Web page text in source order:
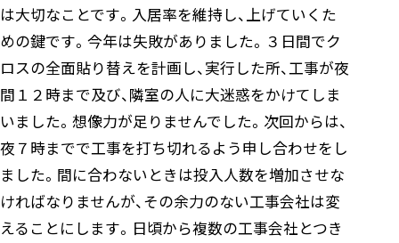
は大切なことです。入居率を維持し、上げていくた
めの鍵です。今年は失敗がありました。３日間でク
ロスの全面貼り替えを計画し、実行した所、工事が夜
間１２時まで及び、隣室の人に大迷惑をかけてしま
いました。想像力が足りませんでした。次回からは、
夜７時までで工事を打ち切れるよう申し合わせをし
ました。間に合わないときは投入人数を増加させな
ければなりませんが、その余力のない工事会社は変
えることにします。日頃から複数の工事会社とつき